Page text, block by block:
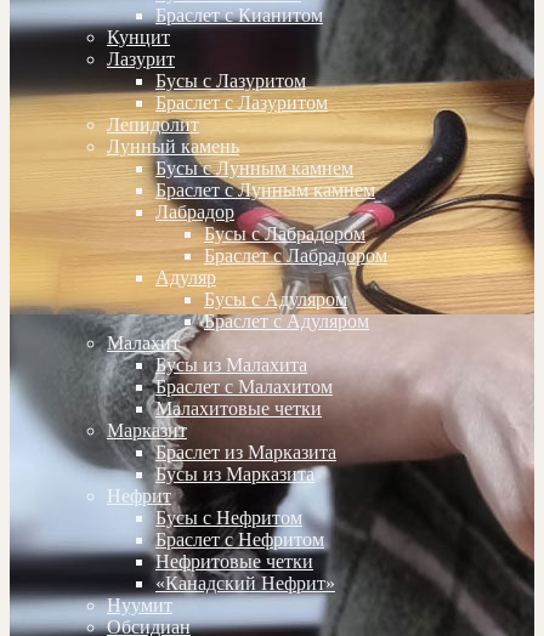
Браслет с Кианитом
Кунцит
Лазурит
Бусы с Лазуритом
Браслет с Лазуритом
Лепидолит
Лунный камень
Бусы с Лунным камнем
Браслет с Лунным камнем
Лабрадор
Бусы с Лабрадором
Браслет с Лабрадором
Адуляр
Бусы с Адуляром
Браслет с Адуляром
Малахит
Бусы из Малахита
Браслет с Малахитом
Малахитовые четки
Марказит
Браслет из Марказита
Бусы из Марказита
Нефрит
Бусы с Нефритом
Браслет с Нефритом
Нефритовые четки
«Канадский Нефрит»
Нуумит
Обсидиан